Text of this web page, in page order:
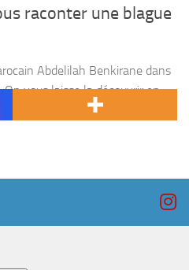
raconter une blague
Abdelilah Benkirane dans
vous laisse la découvrir en